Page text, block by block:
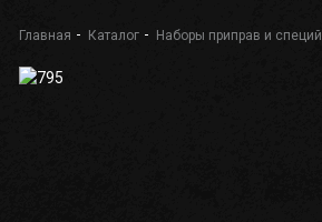
Главная Каталог Наборы приправ и специй